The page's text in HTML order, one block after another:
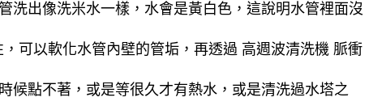
洗出像洗米水一樣，水會是黃白色，這說明水管裡面沒
可以軟化水管內壁的管垢，再透過 高週波清洗機 脈衝
候點不著，或是等很久才有熱水，或是清洗過水塔之